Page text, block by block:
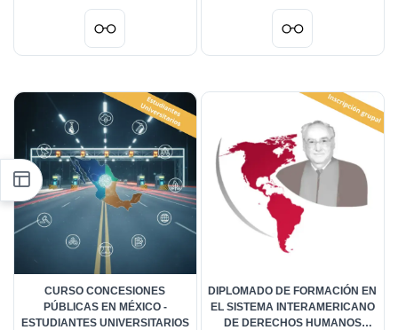
CURSO CONCESIONES
PÚBLICAS EN MÉXICO -
ESTUDIANTES UNIVERSITARIOS
DIPLOMADO DE FORMACIÓN EN
EL SISTEMA INTERAMERICANO
DE DERECHOS HUMANOS